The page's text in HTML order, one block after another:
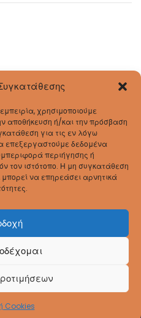
χρησιμοποιούμε
αποθήκευση ή/και την πρόσβαση
για τις εν λόγω
επεξεργαστούμε δεδομένα
περιήγησης ή
τον ιστότοπο. Η μη συγκατάθεση
να επηρεάσει αρνητικά
Cookies
Ρεθύμνου